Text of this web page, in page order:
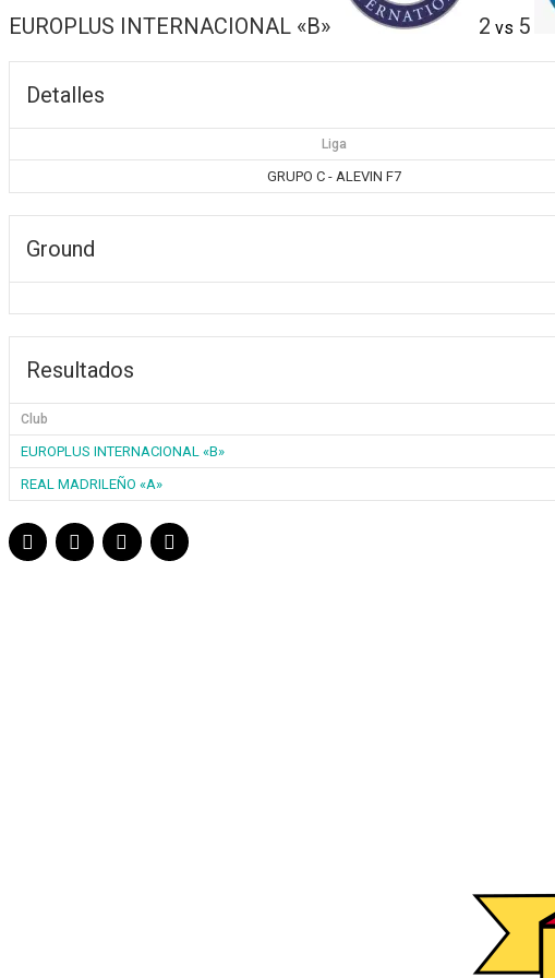
EUROPLUS INTERNACIONAL «B» 2 vs 5
Detalles
Liga
GRUPO C - ALEVIN F7
Ground
Resultados
Club
EUROPLUS INTERNACIONAL «B»
REAL MADRILEÑO «A»